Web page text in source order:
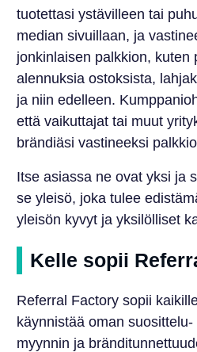
tuotettasi ystävilleen tai
median sivuillaan, ja
jonkinlaisen palkkion, kuten
alennuksia ostoksista,
ja niin edelleen.
että vaikuttajat tai muut
brändiäsi vastineeksi
Itse asiassa ne ovat yksi ja
se yleisö, joka tulee
yleisön kyvyt ja yksilölliset
Kelle sopii
Referral Factory sopii
käynnistää oman
myynnin ja